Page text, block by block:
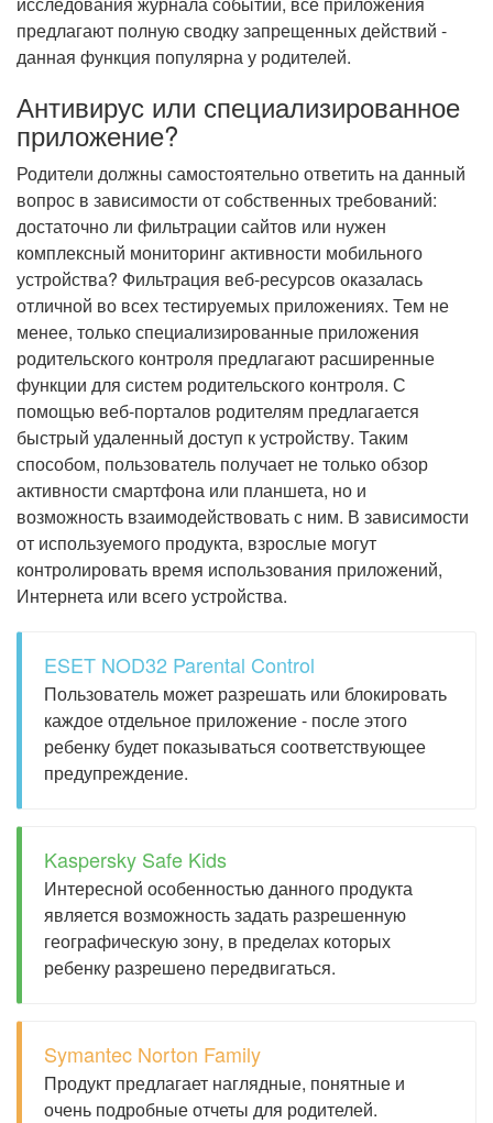
предлагают полную сводку запрещенных действий -
данная функция популярна у родителей.
Антивирус или специализированное
приложение?
Родители должны самостоятельно ответить на данный
вопрос в зависимости от собственных требований:
достаточно ли фильтрации сайтов или нужен
комплексный мониторинг активности мобильного
устройства? Фильтрация веб-ресурсов оказалась
отличной во всех тестируемых приложениях. Тем не
менее, только специализированные приложения
родительского контроля предлагают расширенные
функции для систем родительского контроля. С
помощью веб-порталов родителям предлагается
быстрый удаленный доступ к устройству. Таким
способом, пользователь получает не только обзор
активности смартфона или планшета, но и
возможность взаимодействовать с ним. В зависимости
от используемого продукта, взрослые могут
контролировать время использования приложений,
Интернета или всего устройства.
ESET NOD32 Parental Control
Пользователь может разрешать или блокировать
каждое отдельное приложение - после этого
ребенку будет показываться соответствующее
предупреждение.
Kaspersky Safe Kids
Интересной особенностью данного продукта
является возможность задать разрешенную
географическую зону, в пределах которых
ребенку разрешено передвигаться.
Symantec Norton Family
Продукт предлагает наглядные, понятные и
очень подробные отчеты для родителей.